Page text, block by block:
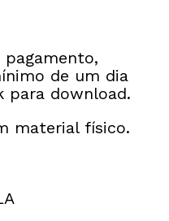
de um dia
para download.
material físico.